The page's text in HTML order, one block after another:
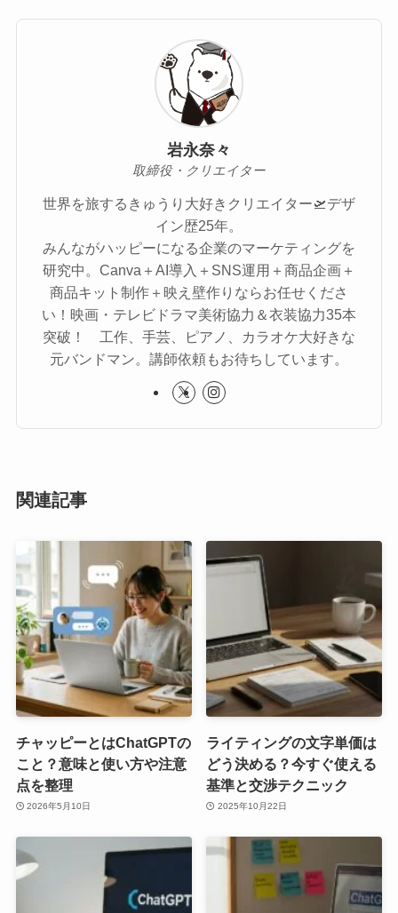
岩永奈々
取締役・クリエイター
世界を旅するきゅうり大好きクリエイター🛫デザ
イン歴25年。
みんながハッピーになる企業のマーケティングを
研究中。Canva＋AI導入＋SNS運用＋商品企画＋
商品キット制作＋映え壁作りならお任せくださ
い！映画・テレビドラマ美術協力＆衣装協力35本
突破！ 工作、手芸、ピアノ、カラオケ大好きな
元バンドマン。講師依頼もお待ちしています。
関連記事
チャッピーとはChatGPTの
こと？意味と使い方や注意
点を整理
2026年5月10日
ライティングの文字単価は
どう決める？今すぐ使える
基準と交渉テクニック
2025年10月22日